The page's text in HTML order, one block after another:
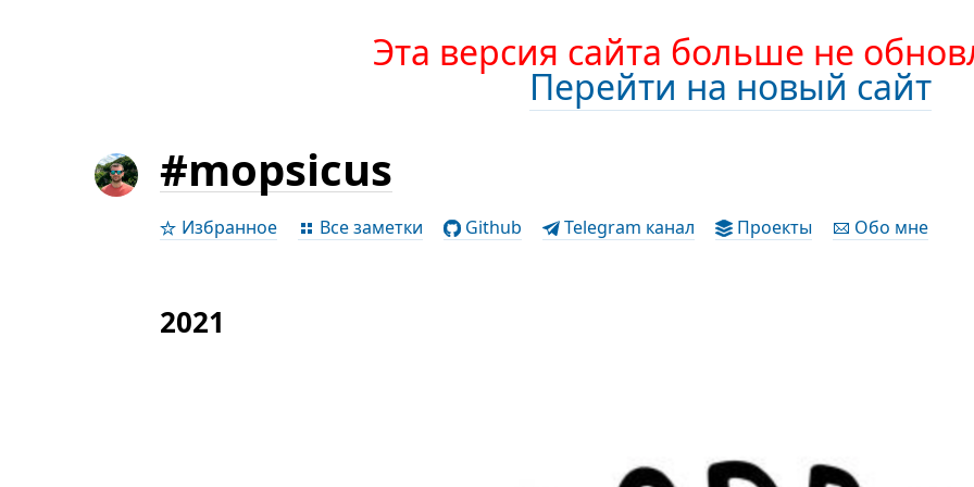
Эта версия сайта больше не
Перейти на новый сайт
#mopsicus
Избранное Все заметки Github Telegram канал Проекты Обо мне
2021